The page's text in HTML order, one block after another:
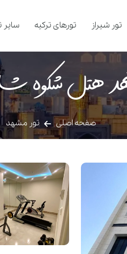
تور شیراز تورهای ترکیه سایر
هتل شکوه
صفحه اصلی تور مشهد